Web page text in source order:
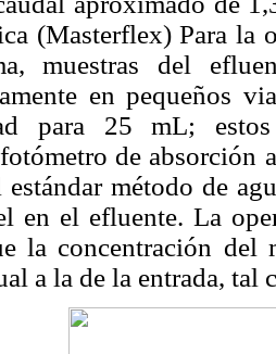
(Masterflex) Para la
muestras del
en pequeños
para 25 mL;
de
estándar método de
en el efluente. La
la concentración del
a la de la entrada, tal